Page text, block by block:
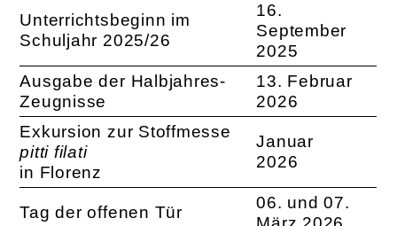
Unterrichtsbeginn im
Schuljahr 2025/26
16.
September
2025
Ausgabe der Halbjahres-
Zeugnisse
13. Februar
2026
Exkursion zur Stoffmesse
pitti filati
in Florenz
Januar
2026
Tag der offenen Tür
06. und 07.